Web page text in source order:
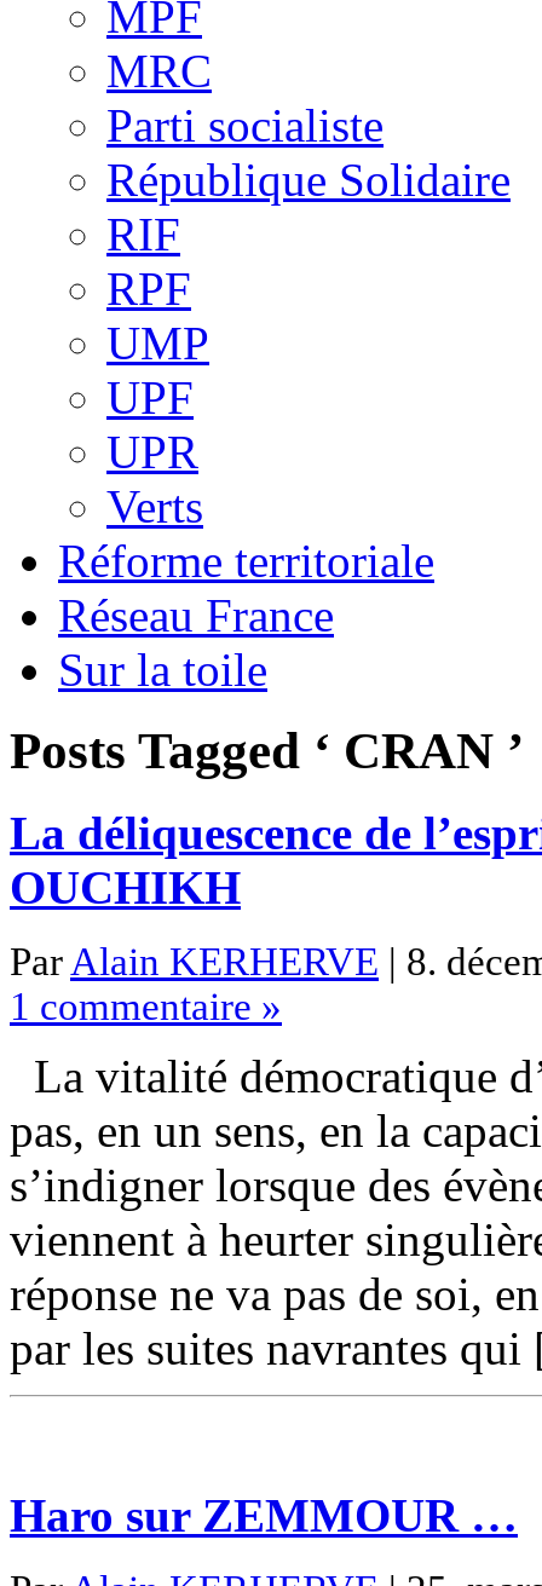
MPF
MRC
Parti socialiste
République Solidaire
RIF
RPF
UMP
UPF
UPR
Verts
Réforme territoriale
Réseau France
Sur la toile
Posts Tagged ‘ CRAN ’
La déliquescence de
OUCHIKH
ParAlain KERHERVE | 8.
1 commentaire »
La vitalité démocratique
pas, en un sens, en la
s’indigner lorsque des
viennent à heurter
réponse ne va pas de soi,
par les suites navrantes
Haro sur ZEMMOUR …